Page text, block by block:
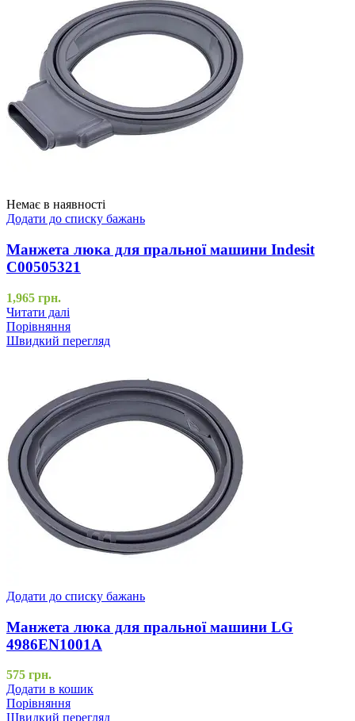
Немає в наявності
Додати до списку бажань
Манжета люка для пральної машини Indesit
C00505321
1,965 грн.
Читати далі
Порівняння
Швидкий перегляд
Додати до списку бажань
Манжета люка для пральної машини LG
4986EN1001A
575 грн.
Додати в кошик
Порівняння
Швидкий перегляд